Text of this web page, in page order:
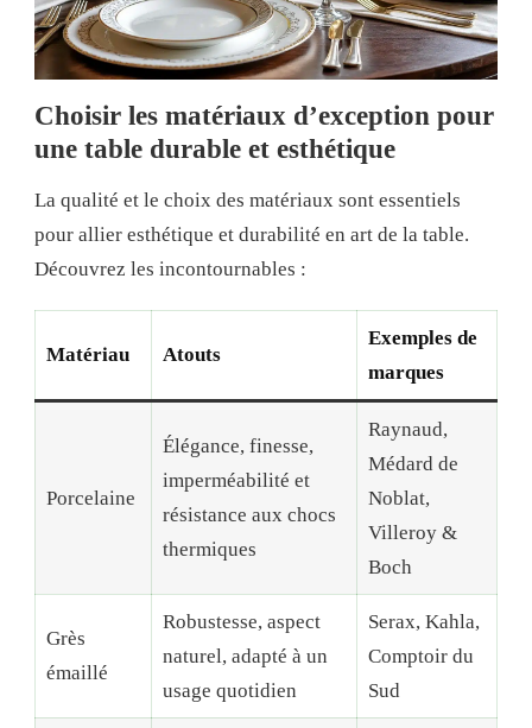
Choisir les matériaux d’exception pour
une table durable et esthétique
La qualité et le choix des matériaux sont essentiels
pour allier esthétique et durabilité en art de la table.
Découvrez les incontournables :
Matériau Atouts
Exemples de
marques
Porcelaine
Élégance, finesse,
imperméabilité et
résistance aux chocs
thermiques
Raynaud,
Médard de
Noblat,
Villeroy &
Boch
Grès
émaillé
Robustesse, aspect
naturel, adapté à un
usage quotidien
Serax, Kahla,
Comptoir du
Sud